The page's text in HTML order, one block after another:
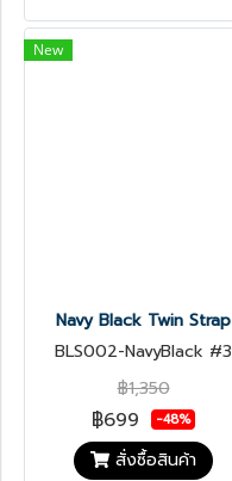
New
Navy Black Twin Strap
BLS002-NavyBlack #3
฿1,350
฿699 -48%
สั่งซื้อสินค้า